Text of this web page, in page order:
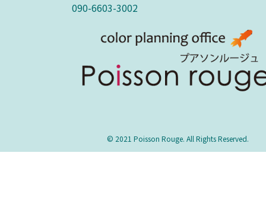
090-6603-3002
© 2021 Poisson Rouge. All Rights Reserved.